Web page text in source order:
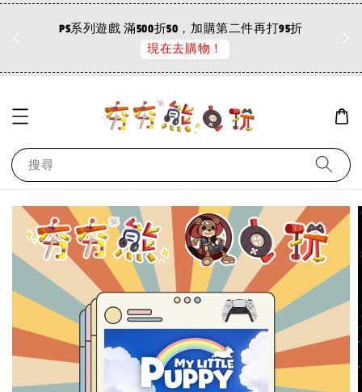
PS系列遊戲 滿500折50，加購第二件再打95折
現在去購物！
搜尋